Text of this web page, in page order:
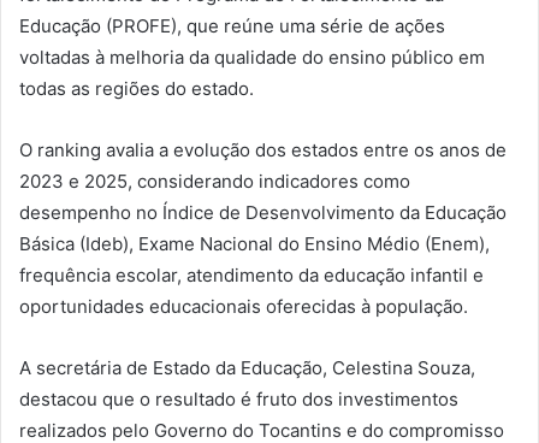
Educação (PROFE), que reúne uma série de ações
voltadas à melhoria da qualidade do ensino público em
todas as regiões do estado.
O ranking avalia a evolução dos estados entre os anos de
2023 e 2025, considerando indicadores como
desempenho no Índice de Desenvolvimento da Educação
Básica (Ideb), Exame Nacional do Ensino Médio (Enem),
frequência escolar, atendimento da educação infantil e
oportunidades educacionais oferecidas à população.
A secretária de Estado da Educação, Celestina Souza,
destacou que o resultado é fruto dos investimentos
realizados pelo Governo do Tocantins e do compromisso